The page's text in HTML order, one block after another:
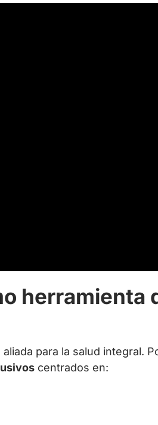
herramienta
para la salud integral.
centrados en: